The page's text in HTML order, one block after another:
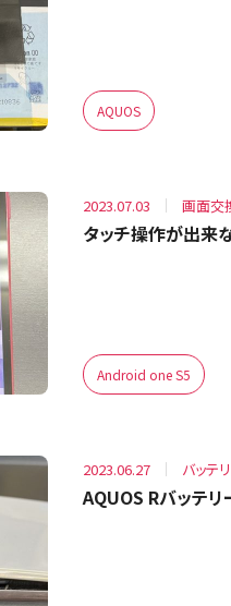
AQUOS
2023.07.03 画面交
タッチ操作が出来
Android one S5
2023.06.27 バッテ
AQUOS Rバッテリ